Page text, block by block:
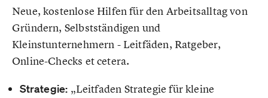
Neue, kostenlose Hilfen für den Arbeitsalltag von
Gründern, Selbstständigen und
Kleinstunternehmern - Leitfäden, Ratgeber,
Online-Checks et cetera.
Strategie: „Leitfaden Strategie für kleine